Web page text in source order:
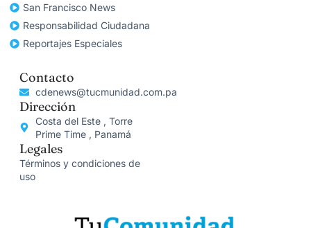
San Francisco News
Responsabilidad Ciudadana
Reportajes Especiales
Contacto
cdenews@tucmunidad.com.pa
Dirección
Costa del Este , Torre
Prime Time , Panamá
Legales
Términos y condiciones de
uso